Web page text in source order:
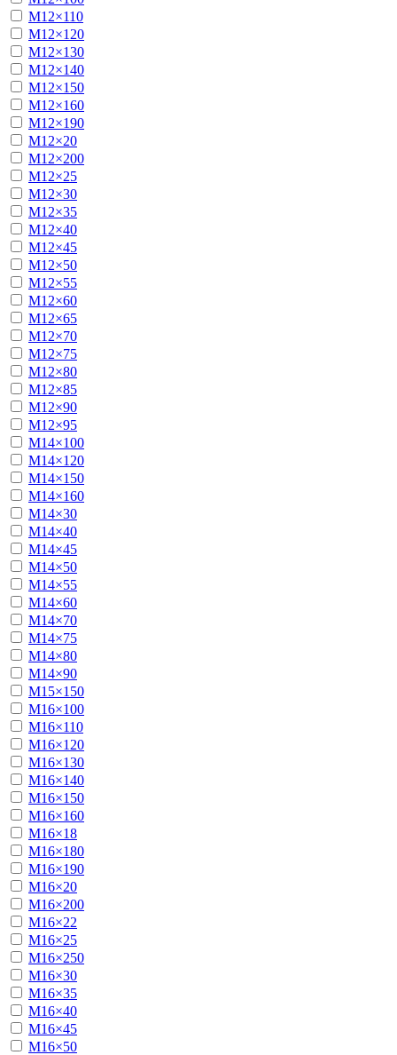
М12×110
М12×120
М12×130
М12×140
М12×150
М12×160
М12×190
М12×20
М12×200
М12×25
М12×30
М12×35
М12×40
М12×45
М12×50
М12×55
М12×60
М12×65
М12×70
М12×75
М12×80
М12×85
М12×90
М12×95
М14×100
М14×120
М14×150
М14×160
М14×30
М14×40
М14×45
М14×50
М14×55
М14×60
М14×70
М14×75
М14×80
М14×90
М15×150
М16×100
М16×110
М16×120
М16×130
М16×140
М16×150
М16×160
М16×18
М16×180
М16×190
М16×20
М16×200
М16×22
М16×25
М16×250
М16×30
М16×35
М16×40
М16×45
М16×50